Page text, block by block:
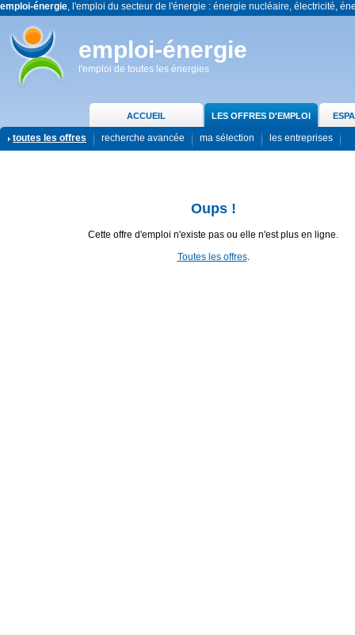
emploi-énergie, l'emploi du secteur de l'énergie : énergie nucléaire, électricité,
emploi-énergie
l'emploi de toutes les énergies
ACCUEIL LES OFFRES D'EMPLOI
toutes les offres recherche avancée ma sélection les entreprises
Oups !
Cette offre d'emploi n'existe pas ou elle n'est plus en ligne.
Toutes les offres.